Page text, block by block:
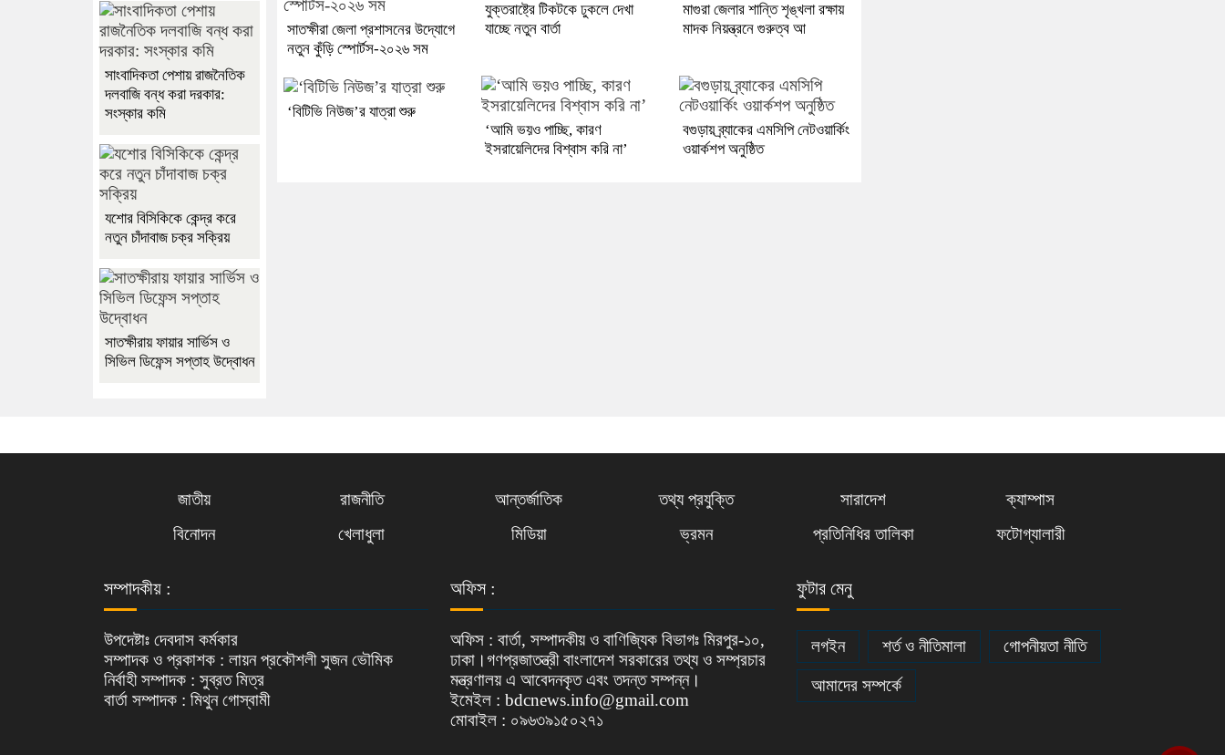
সাতক্ষীরা জেলা প্রশাসনের উদ্যোগে
নতুন কুঁড়ি স্পোর্টস-২০২৬ সম
যুক্তরাষ্ট্রে টিকটকে ঢুকলে দেখা
যাচ্ছে নতুন বার্তা
মাগুরা জেলার শান্তি শৃঙ্খলা রক্ষায়
মাদক নিয়ন্ত্রনে গুরুত্ব আ
‘বিটিভি নিউজ’র যাত্রা শুরু
‘আমি ভয়ও পাচ্ছি, কারণ
ইসরায়েলিদের বিশ্বাস করি না’
বগুড়ায় ব্র্যাকের এমসিপি নেটওয়ার্কিং
ওয়ার্কশপ অনুষ্ঠিত
সাংবাদিকতা পেশায় রাজনৈতিক
দলবাজি বন্ধ করা দরকার:
সংস্কার কমি
যশোর বিসিকিকে কেন্দ্র করে
নতুন চাঁদাবাজ চক্র সক্রিয়
সাতক্ষীরায় ফায়ার সার্ভিস ও
সিভিল ডিফেন্স সপ্তাহ উদ্বোধন
জাতীয় রাজনীতি আন্তর্জাতিক তথ্য প্রযুক্তি সারাদেশ
ক্যাম্পাস
বিনোদন
খেলাধুলা মিডিয়া ভ্রমন প্রতিনিধির তালিকা ফটোগ্যালারী
সম্পাদকীয় :
উপদেষ্টাঃ দেবদাস কর্মকার
সম্পাদক ও প্রকাশক : লায়ন প্রকৌশলী সুজন ভৌমিক
নির্বাহী সম্পাদক : সুব্রত মিত্র
বার্তা সম্পাদক : মিথুন গোস্বামী
অফিস :
অফিস : বার্তা, সম্পাদকীয় ও বাণিজ্যিক বিভাগঃ মিরপুর-১০,
ঢাকা।গণপ্রজাতন্ত্রী বাংলাদেশ সরকারের তথ্য ও সম্প্রচার
মন্ত্রণালয় এ আবেদনকৃত এবং তদন্ত সম্পন্ন।
ইমেইল : bdcnews.info@gmail.com
মোবাইল : ০৯৬৩৯১৫০২৭১
ফুটার মেনু
লগইন শর্ত ও নীতিমালা গোপনীয়তা নীতি
আমাদের সম্পর্কে